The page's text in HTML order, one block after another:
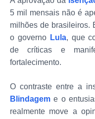
5 mil mensais não é
milhões de brasileiros.
o governo Lula, que
de críticas e
fortalecimento.
O contraste entre a
Blindagem e o
realmente move a